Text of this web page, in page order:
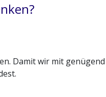
Damit wir mit